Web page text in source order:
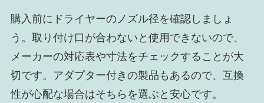
購入前にドライヤーのノズル径を確認しましょ
う。取り付け口が合わないと使用できないので、
メーカーの対応表や寸法をチェックすることが大
切です。アダプター付きの製品もあるので、互換
性が心配な場合はそちらを選ぶと安心です。